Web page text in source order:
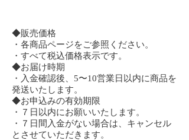
◆販売価格
・各商品ページをご参照ください。
・すべて税込価格表示です。
◆お届け時期
・入金確認後、5〜10営業日以内に商品を
発送いたします。
◆お申込みの有効期限
・７日以内にお願いいたします。
・７日間入金がない場合は、キャンセル
とさせていただきます。